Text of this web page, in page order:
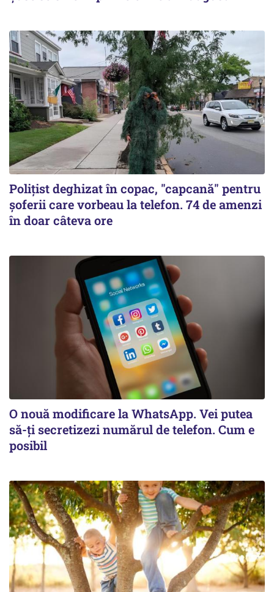
Polițist deghizat în copac, "capcană" pentru
șoferii care vorbeau la telefon. 74 de amenzi
în doar câteva ore
O nouă modificare la WhatsApp. Vei putea
să-ți secretizezi numărul de telefon. Cum e
posibil